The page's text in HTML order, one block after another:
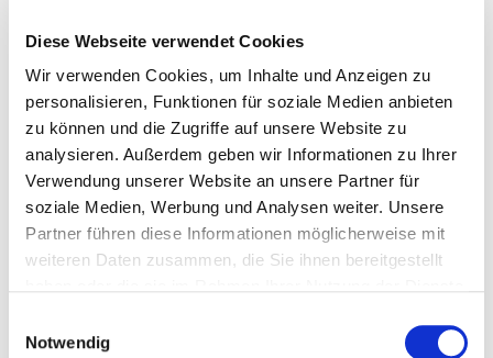
Diese Webseite verwendet Cookies
Wir verwenden Cookies, um Inhalte und Anzeigen zu
personalisieren, Funktionen für soziale Medien anbieten
zu können und die Zugriffe auf unsere Website zu
analysieren. Außerdem geben wir Informationen zu Ihrer
Verwendung unserer Website an unsere Partner für
soziale Medien, Werbung und Analysen weiter. Unsere
Partner führen diese Informationen möglicherweise mit
weiteren Daten zusammen, die Sie ihnen bereitgestellt
Notwendig
DEHOGA SACHSEN-
ANHALT E.V. fordert
Planungssicherheit,
Winterhilfen und
Nachbesserung des
IfSG
Der Landesverband DEHOGA Sachsen-Anhalt fordert bei der
heutigen MPK ein klares Signal zur Wiedereröffnung der